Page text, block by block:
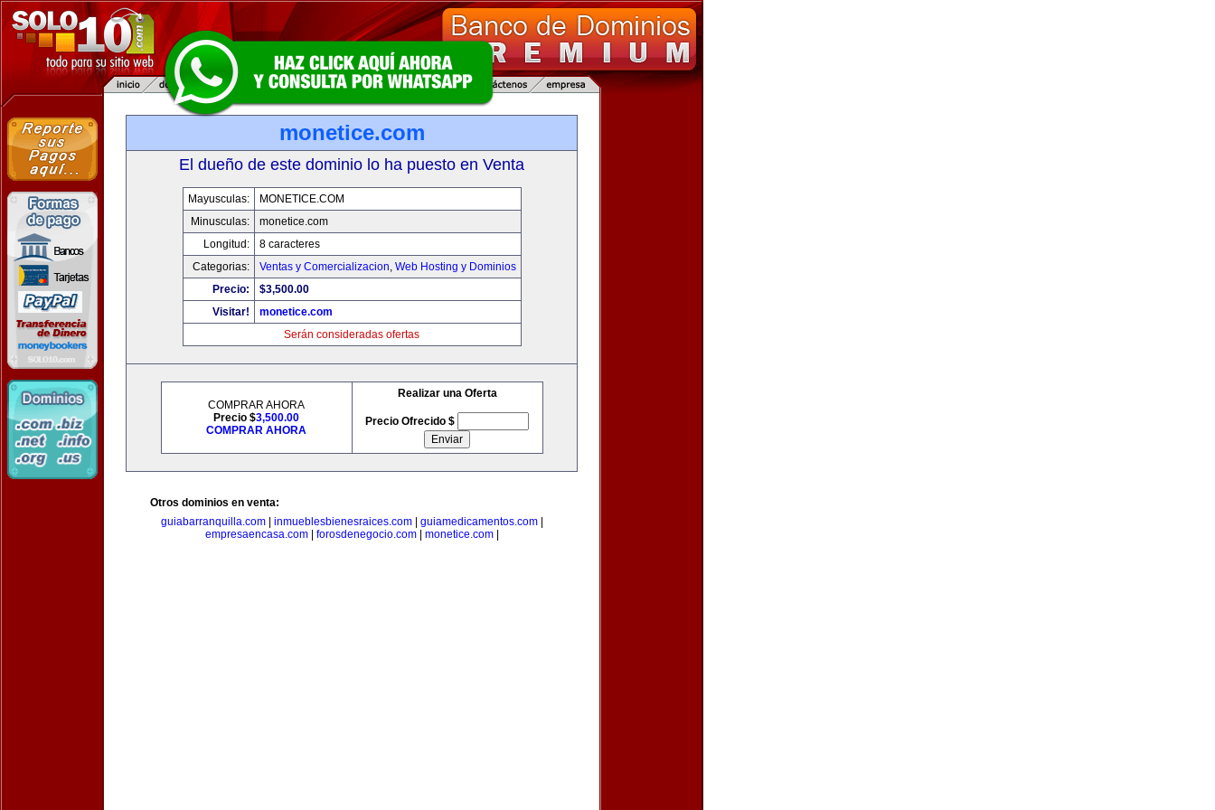
monetice.com
El dueño de este dominio lo ha puesto en Venta
Mayusculas:
MONETICE.COM
Minusculas:
monetice.com
Longitud:
8 caracteres
Categorias:
Ventas y Comercializacion, Web Hosting y Dominios
Precio:
$3,500.00
Visitar!
monetice.com
Serán consideradas ofertas
COMPRAR AHORA
Precio $3,500.00
COMPRAR AHORA
Realizar una Oferta
Precio Ofrecido $
Otros dominios en venta:
guiabarranquilla.com| inmueblesbienesraices.com| guiamedicamentos.com|
empresaencasa.com| forosdenegocio.com| monetice.com|